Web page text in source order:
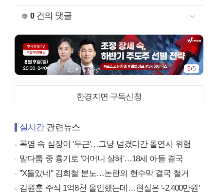
0건의 댓글
5/5
한경지면 구독신청
실시간관련뉴스
폭염 속 심장이 '두근'…그냥 넘겼다간 돌연사 위험
말다툼 중 흉기로 '어머니 살해'…18세 아들 결국
"X돌았네" 김희철 분노…논란의 현수막 결국 철거
김원훈 주식 1억8천 올인했는데…현실은 '-2,400만원'